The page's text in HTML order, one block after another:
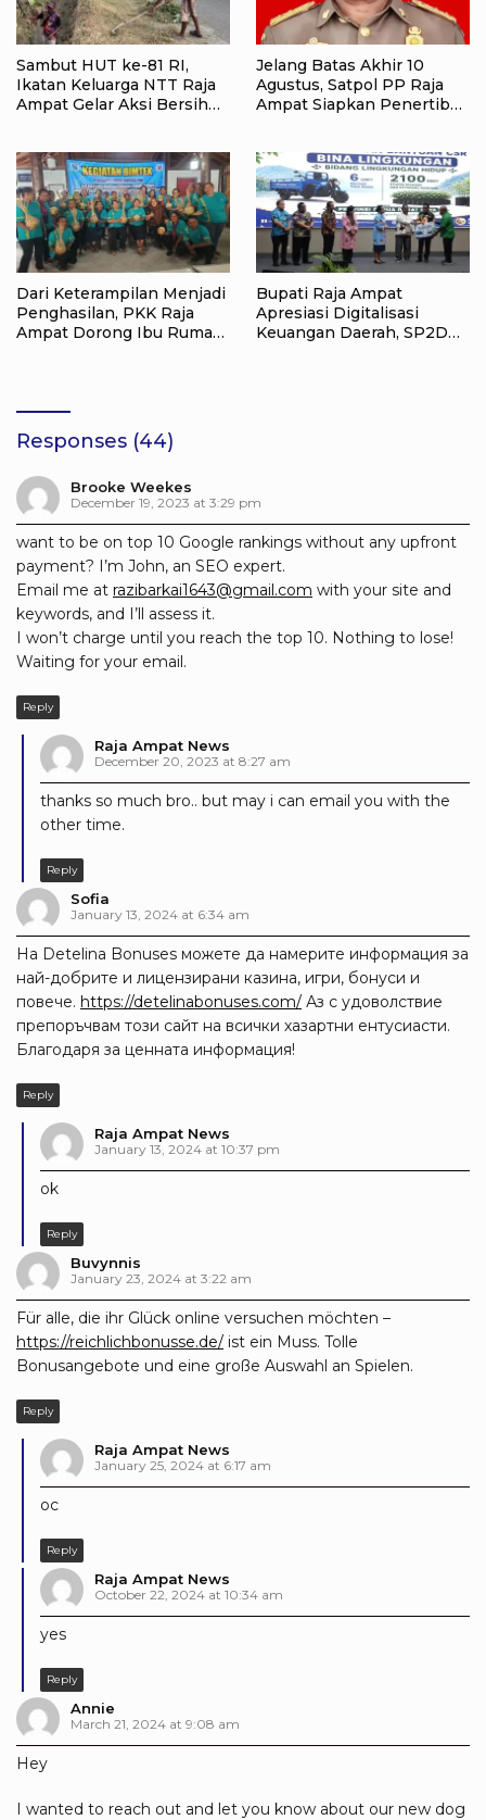
Sambut HUT ke-81 RI,
Ikatan Keluarga NTT Raja
Ampat Gelar Aksi Bersih
Jelang Batas Akhir 10
Agustus, Satpol PP Raja
Ampat Siapkan Penertiban
Dari Keterampilan Menjadi
Penghasilan, PKK Raja
Ampat Dorong Ibu Rumah
Bupati Raja Ampat
Apresiasi Digitalisasi
Keuangan Daerah, SP2D
Responses (44)
Brooke Weekes
December 19, 2023 at 3:29 pm
want to be on top 10 Google rankings without any upfront
payment? I’m John, an SEO expert.
Email me at razibarkai1643@gmail.com with your site and
keywords, and I’ll assess it.
I won’t charge until you reach the top 10. Nothing to lose!
Waiting for your email.
Reply
Raja Ampat News
December 20, 2023 at 8:27 am
thanks so much bro.. but may i can email you with the
other time.
Reply
Sofia
January 13, 2024 at 6:34 am
На Detelina Bonuses можете да намерите информация за
най-добрите и лицензирани казина, игри, бонуси и
повече. https://detelinabonuses.com/ Аз с удоволствие
препоръчвам този сайт на всички хазартни ентусиасти.
Благодаря за ценната информация!
Reply
Raja Ampat News
January 13, 2024 at 10:37 pm
ok
Reply
Buvynnis
January 23, 2024 at 3:22 am
Für alle, die ihr Glück online versuchen möchten –
https://reichlichbonusse.de/ ist ein Muss. Tolle
Bonusangebote und eine große Auswahl an Spielen.
Reply
Raja Ampat News
January 25, 2024 at 6:17 am
oc
Reply
Raja Ampat News
October 22, 2024 at 10:34 am
yes
Reply
Annie
March 21, 2024 at 9:08 am
Hey
I wanted to reach out and let you know about our new dog